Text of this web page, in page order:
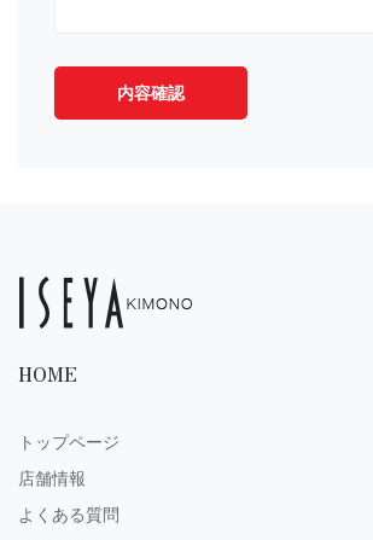
内容確認
HOME
トップページ
店舗情報
よくある質問